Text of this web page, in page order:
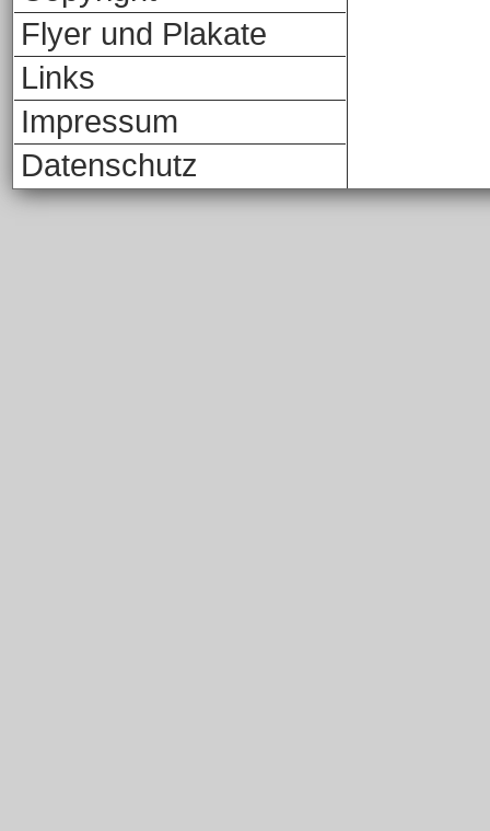
Flyer und Plakate
Links
Impressum
Datenschutz